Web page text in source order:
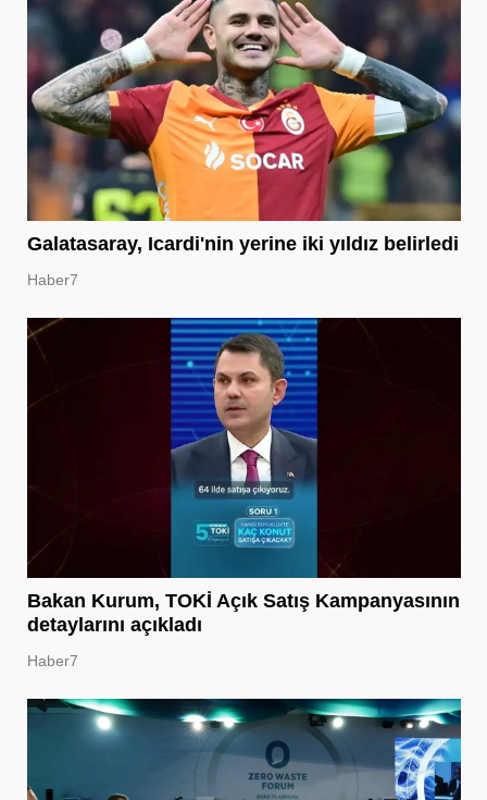
Galatasaray, Icardi'nin yerine iki yıldız belirledi
Haber7
Bakan Kurum, TOKİ Açık Satış Kampanyasının
detaylarını açıkladı
Haber7